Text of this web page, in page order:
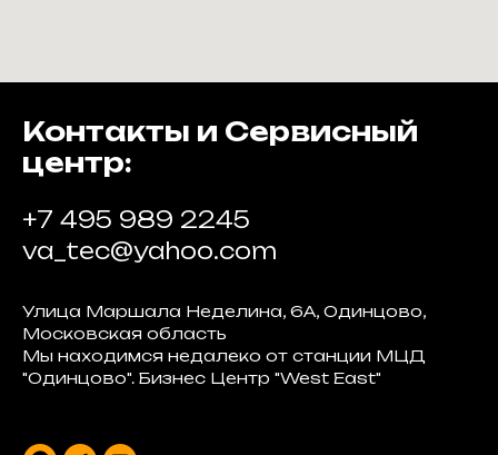
Контакты и Сервисный
центр:
+7 495 989 2245
va_tec@yahoo.com
Улица Маршала Неделина, 6А, Одинцово,
Московская область
Мы находимся недалеко от станции МЦД
"Одинцово". Бизнес Центр "West East"